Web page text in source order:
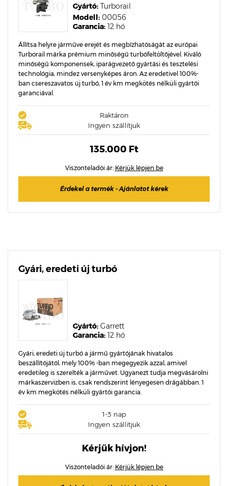
Garancia: 12 hó
Modell: 00056
Gyártó: Turborail
Állítsa helyre járműve erejét és megbízhatóságát az európai
Turborail márka prémium minőségű turbófeltöltőjével. Kiváló
minőségű komponensek, iparágvezető gyártási és tesztelési
technológia, mindez versenyképes áron. Az eredetivel 100%-
ban csereszavatos új turbó, 1 év km megkötés nélküli gyártói
garanciával.
Raktáron
Ingyen szállítjuk
135.000 Ft
Viszonteladói ár: Kérjük lépjen be
Érdekel a termék - Ajánlatot kérek
Gyári, eredeti új turbó
Garancia: 12 hó
Gyártó: Garrett
Gyári, eredeti új turbó a jármű gyártójának hivatalos
beszállítójától, mely 100% -ban megegyezik azzal, amivel
eredetileg is szerelték a járművet. Ugyanezt tudja megvásárolni
márkaszervizben is, csak rendszerint lényegesen drágábban. 1
év km megkötés nélküli gyártói garancia.
1-3 nap
Ingyen szállítjuk
Kérjük hívjon!
Viszonteladói ár: Kérjük lépjen be